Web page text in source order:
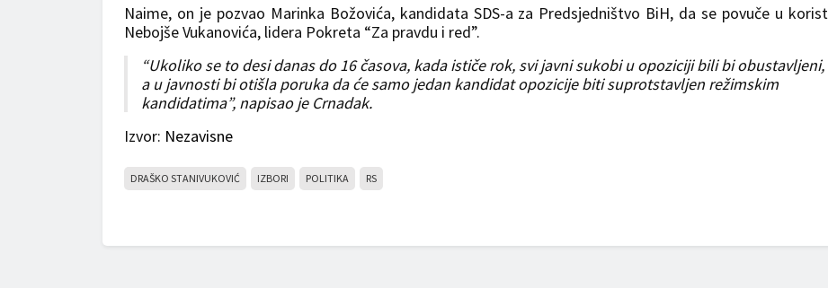
Naime, on je pozvao Marinka Božovića, kandidata SDS-a za Predsjedništvo BiH, da se povuče u korist
Nebojše Vukanovića, lidera Pokreta “Za pravdu i red”.
“Ukoliko se to desi danas do 16 časova, kada ističe rok, svi javni sukobi u opoziciji bili bi obustavljeni,
a u javnosti bi otišla poruka da će samo jedan kandidat opozicije biti suprotstavljen režimskim
kandidatima”, napisao je Crnadak.
Izvor: Nezavisne
DRAŠKO STANIVUKOVIĆ IZBORI POLITIKA RS